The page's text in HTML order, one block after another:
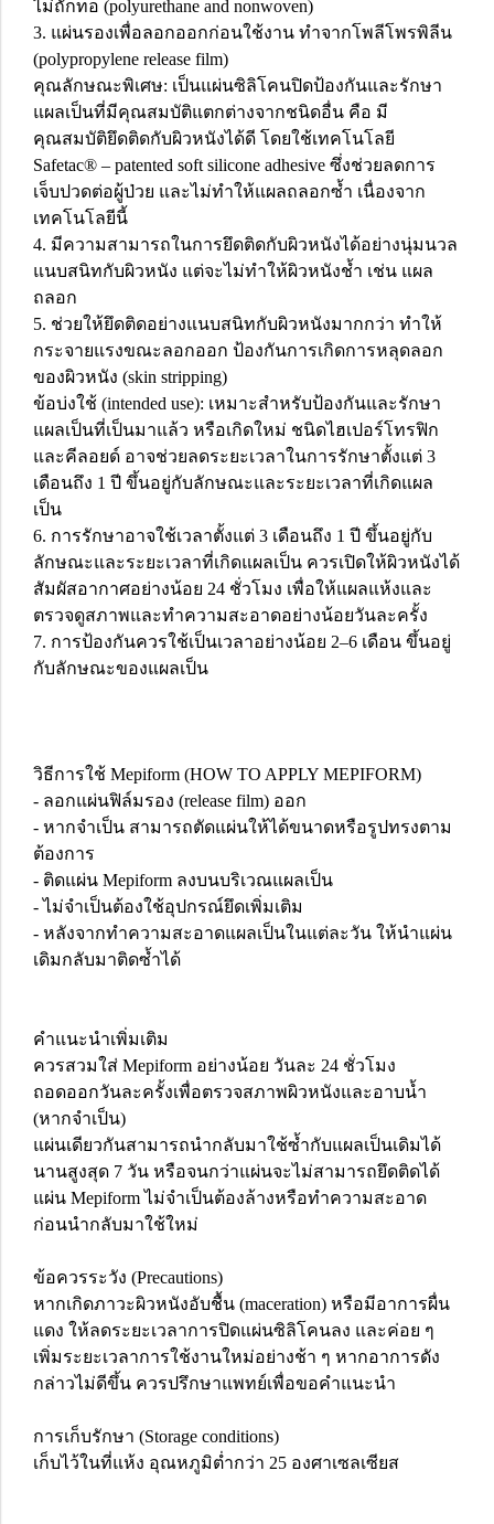
ไม่ถักทอ (polyurethane and nonwoven)
3. แผ่นรองเพื่อลอกออกก่อนใช้งาน ทำจากโพลีโพรพิลีน
(polypropylene release film)
คุณลักษณะพิเศษ: เป็นแผ่นซิลิโคนปิดป้องกันและรักษา
แผลเป็นที่มีคุณสมบัติแตกต่างจากชนิดอื่น คือ มี
คุณสมบัติยึดติดกับผิวหนังได้ดี โดยใช้เทคโนโลยี
Safetac® – patented soft silicone adhesive ซึ่งช่วยลดการ
เจ็บปวดต่อผู้ป่วย และไม่ทำให้แผลถลอกซ้ำ เนื่องจาก
เทคโนโลยีนี้
4. มีความสามารถในการยึดติดกับผิวหนังได้อย่างนุ่มนวล
แนบสนิทกับผิวหนัง แต่จะไม่ทำให้ผิวหนังช้ำ เช่น แผล
ถลอก
5. ช่วยให้ยึดติดอย่างแนบสนิทกับผิวหนังมากกว่า ทำให้
กระจายแรงขณะลอกออก ป้องกันการเกิดการหลุดลอก
ของผิวหนัง (skin stripping)
ข้อบ่งใช้ (intended use): เหมาะสำหรับป้องกันและรักษา
แผลเป็นที่เป็นมาแล้ว หรือเกิดใหม่ ชนิดไฮเปอร์โทรฟิก
และคีลอยด์ อาจช่วยลดระยะเวลาในการรักษาตั้งแต่ 3
เดือนถึง 1 ปี ขึ้นอยู่กับลักษณะและระยะเวลาที่เกิดแผล
เป็น
6. การรักษาอาจใช้เวลาตั้งแต่ 3 เดือนถึง 1 ปี ขึ้นอยู่กับ
ลักษณะและระยะเวลาที่เกิดแผลเป็น ควรเปิดให้ผิวหนังได้
สัมผัสอากาศอย่างน้อย 24 ชั่วโมง เพื่อให้แผลแห้งและ
ตรวจดูสภาพและทำความสะอาดอย่างน้อยวันละครั้ง
7. การป้องกันควรใช้เป็นเวลาอย่างน้อย 2–6 เดือน ขึ้นอยู่
กับลักษณะของแผลเป็น
วิธีการใช้ Mepiform (HOW TO APPLY MEPIFORM)
- ลอกแผ่นฟิล์มรอง (release film) ออก
- หากจำเป็น สามารถตัดแผ่นให้ได้ขนาดหรือรูปทรงตาม
ต้องการ
- ติดแผ่น Mepiform ลงบนบริเวณแผลเป็น
- ไม่จำเป็นต้องใช้อุปกรณ์ยึดเพิ่มเติม
- หลังจากทำความสะอาดแผลเป็นในแต่ละวัน ให้นำแผ่น
เดิมกลับมาติดซ้ำได้
คำแนะนำเพิ่มเติม
ควรสวมใส่ Mepiform อย่างน้อย วันละ 24 ชั่วโมง
ถอดออกวันละครั้งเพื่อตรวจสภาพผิวหนังและอาบน้ำ
(หากจำเป็น)
แผ่นเดียวกันสามารถนำกลับมาใช้ซ้ำกับแผลเป็นเดิมได้
นานสูงสุด 7 วัน หรือจนกว่าแผ่นจะไม่สามารถยึดติดได้
แผ่น Mepiform ไม่จำเป็นต้องล้างหรือทำความสะอาด
ก่อนนำกลับมาใช้ใหม่
ข้อควรระวัง (Precautions)
หากเกิดภาวะผิวหนังอับชื้น (maceration) หรือมีอาการผื่น
แดง ให้ลดระยะเวลาการปิดแผ่นซิลิโคนลง และค่อย ๆ
เพิ่มระยะเวลาการใช้งานใหม่อย่างช้า ๆ หากอาการดัง
กล่าวไม่ดีขึ้น ควรปรึกษาแพทย์เพื่อขอคำแนะนำ
การเก็บรักษา (Storage conditions)
เก็บไว้ในที่แห้ง อุณหภูมิต่ำกว่า 25 องศาเซลเซียส